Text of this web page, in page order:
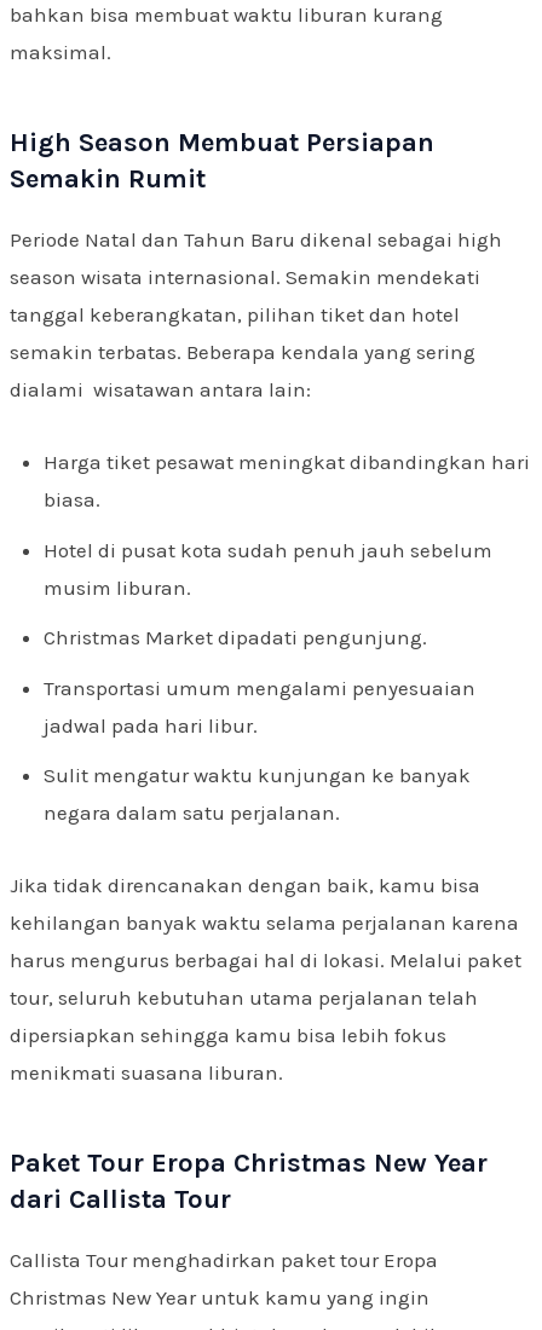
bahkan bisa membuat waktu liburan kurang
maksimal.
High Season Membuat Persiapan
Semakin Rumit
Periode Natal dan Tahun Baru dikenal sebagai high
season wisata internasional. Semakin mendekati
tanggal keberangkatan, pilihan tiket dan hotel
semakin terbatas. Beberapa kendala yang sering
dialami wisatawan antara lain:
Harga tiket pesawat meningkat dibandingkan hari
biasa.
Hotel di pusat kota sudah penuh jauh sebelum
musim liburan.
Christmas Market dipadati pengunjung.
Transportasi umum mengalami penyesuaian
jadwal pada hari libur.
Sulit mengatur waktu kunjungan ke banyak
negara dalam satu perjalanan.
Jika tidak direncanakan dengan baik, kamu bisa
kehilangan banyak waktu selama perjalanan karena
harus mengurus berbagai hal di lokasi. Melalui paket
tour, seluruh kebutuhan utama perjalanan telah
dipersiapkan sehingga kamu bisa lebih fokus
menikmati suasana liburan.
Paket Tour Eropa Christmas New Year
dari Callista Tour
Callista Tour menghadirkan paket tour Eropa
Christmas New Year untuk kamu yang ingin